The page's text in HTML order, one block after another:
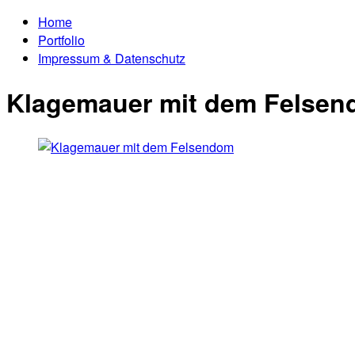
Home
Portfolio
Impressum & Datenschutz
Klagemauer mit dem